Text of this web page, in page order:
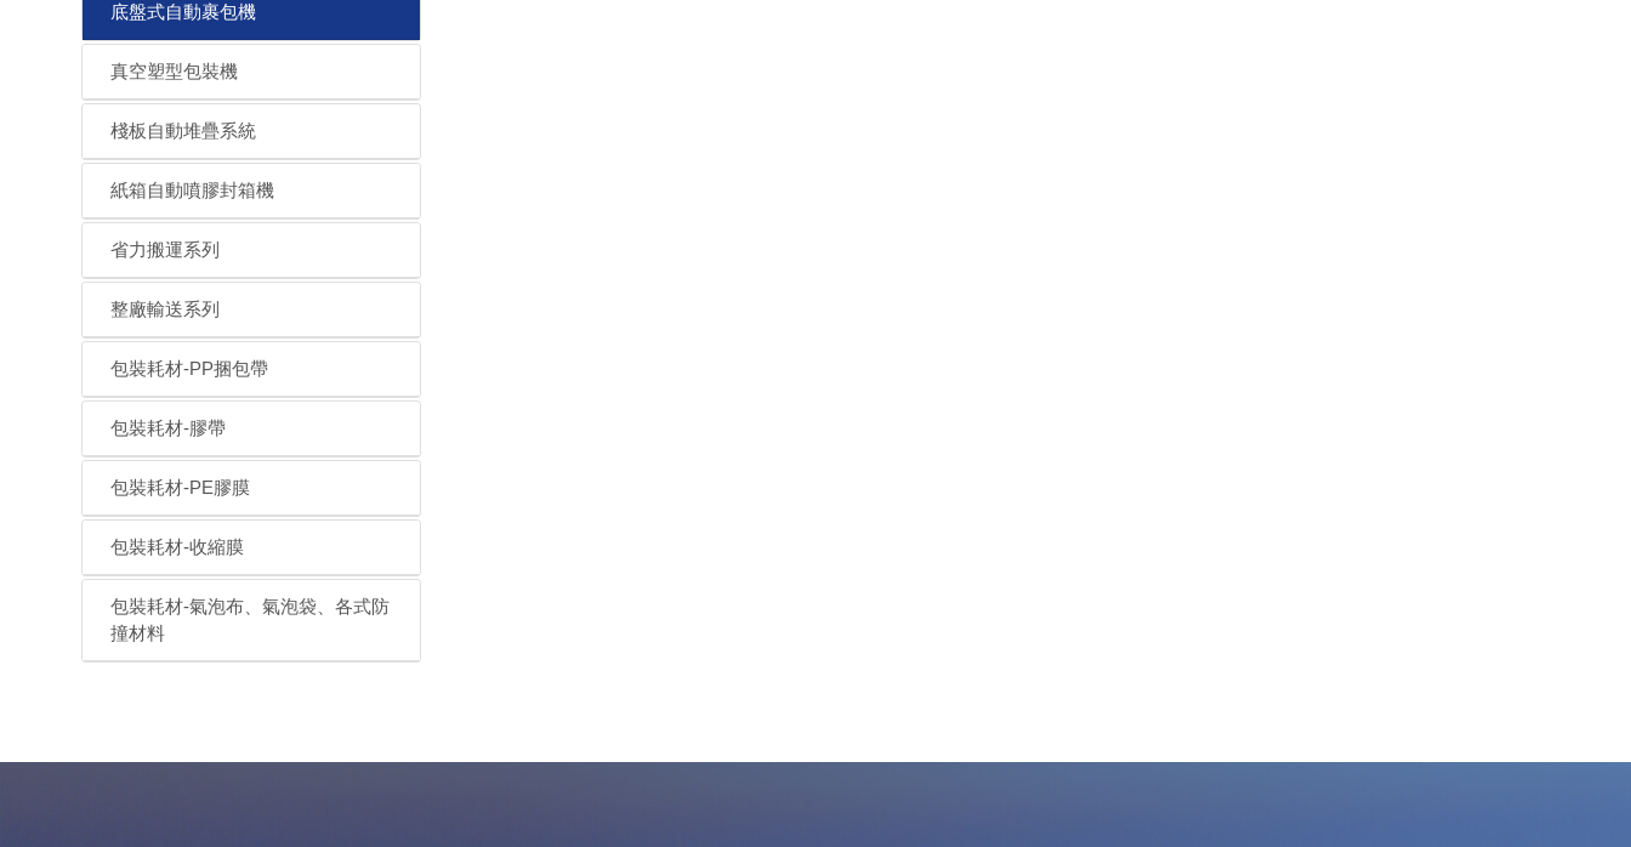
底盤式自動裹包機
真空塑型包裝機
棧板自動堆疊系統
紙箱自動噴膠封箱機
省力搬運系列
整廠輸送系列
包裝耗材-PP捆包帶
包裝耗材-膠帶
包裝耗材-PE膠膜
包裝耗材-收縮膜
包裝耗材-氣泡布、氣泡袋、各式防
撞材料